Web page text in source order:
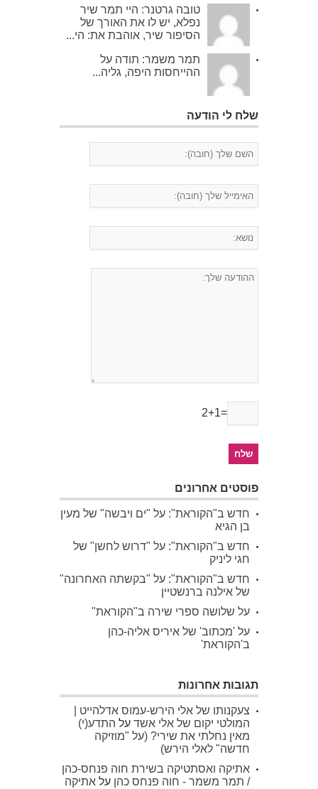
טובה גרטנר: היי תמר שיר
נפלא, יש לו את האורך של
הסיפור שיר, אוהבת את: הי...
תמר משמר: תודה על
ההייחסות היפה, גליה...
שלח לי הודעה
2+1=
פוסטים אחרונים
חדש ב"הקוראת": על "ים ויבשה" של מעין
בן הגיא
חדש ב"הקוראת": על "דרוש לחשן" של
חגי ליניק
חדש ב"הקוראת": על "בקשתה האחרונה"
של אילנה ברנשטיין
על שלושה ספרי שירה ב"הקוראת"
על 'מכתוב' של איריס אליה-כהן
ב'הקוראת'
תגובות אחרונות
צעקנותו של אלי הירש-עמוס אדלהייט |
המולטי יקום של אלי אשד על התדע(י)
מאין נחלתי את שירי? (על "מוזיקה
חדשה" לאלי הירש)
אתיקה ואסתטיקה בשירת חוה פנחס-כהן
/ תמר משמר - חוה פנחס כהן על אתיקה